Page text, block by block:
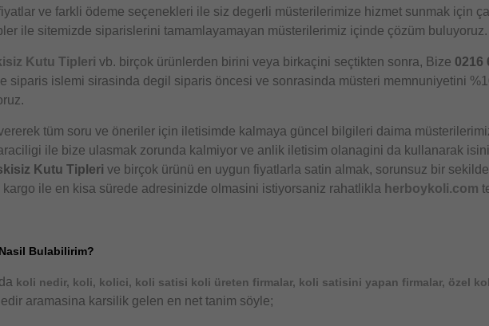
ve farkli ödeme seçenekleri ile siz degerli müsterilerimize hizmet sunmak için
ile sitemizde siparislerini tamamlayamayan müsterilerimiz içinde çözüm buluyoruz.
Kutu Tipleri vb. birçok ürünlerden birini veya birkaçini seçtikten sonra, Bize 0216
islemi sirasinda degil siparis öncesi ve sonrasinda müsteri memnuniyetini
tüm soru ve öneriler için iletisimde kalmaya güncel bilgileri daima
ile bize ulasmak zorunda kalmiyor ve anlik iletisim olanagini da kullanarak
Kutu Tipleri ve birçok ürünü en uygun fiyatlarla satin almak, sorunsuz bir
ile en kisa sürede adresinizde olmasini istiyorsaniz rahatlikla herboykoli.com
Bulabilirim?
koli nedir, koli, kolici, koli satisi koli üreten firmalar, koli satisini yapan firmalar, özel
aramasina karsilik gelen en net tanim söyle;